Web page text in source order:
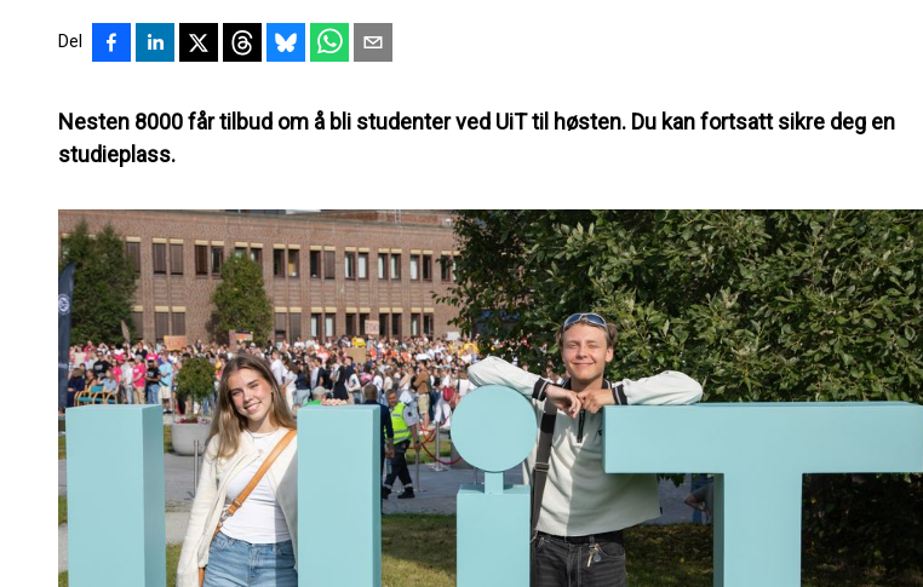
Del
Nesten 8000 får tilbud om å bli studenter ved UiT til høsten. Du kan fortsatt sikre deg en
studieplass.